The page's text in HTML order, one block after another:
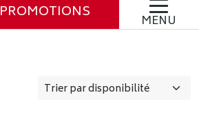
PROMOTIONS MENU